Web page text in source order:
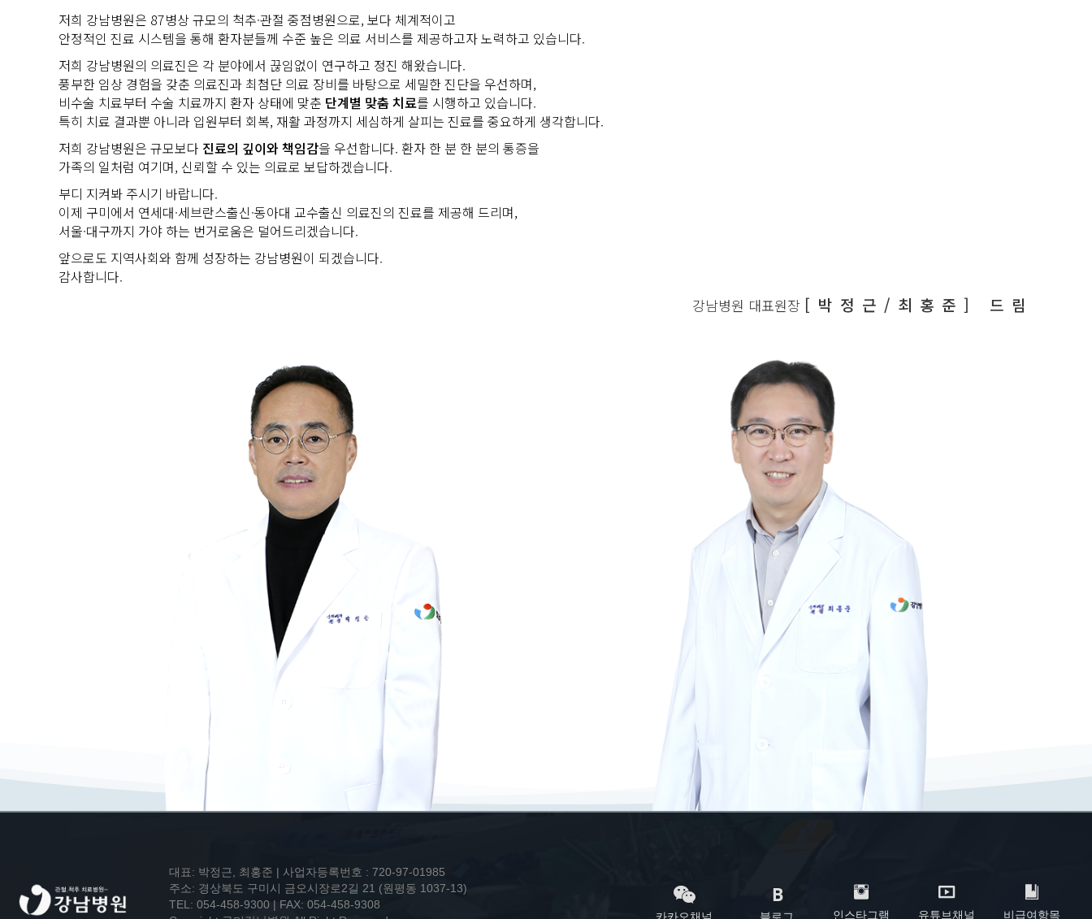
저희 강남병원은 87병상 규모의 척추·관절 중점병원으로, 보다 체계적이고
안정적인 진료 시스템을 통해 환자분들께 수준 높은 의료 서비스를 제공하고자 노력하고 있습니다.
저희 강남병원의 의료진은 각 분야에서 끊임없이 연구하고 정진 해왔습니다.
풍부한 임상 경험을 갖춘 의료진과 최첨단 의료 장비를 바탕으로 세밀한 진단을 우선하며,
비수술 치료부터 수술 치료까지 환자 상태에 맞춘 단계별 맞춤 치료를 시행하고 있습니다.
특히 치료 결과뿐 아니라 입원부터 회복, 재활 과정까지 세심하게 살피는 진료를 중요하게 생각합니다.
저희 강남병원은 규모보다 진료의 깊이와 책임감을 우선합니다. 환자 한 분 한 분의 통증을
가족의 일처럼 여기며, 신뢰할 수 있는 의료로 보답하겠습니다.
부디 지켜봐 주시기 바랍니다.
이제 구미에서 연세대·세브란스출신·동아대 교수출신 의료진의 진료를 제공해 드리며,
서울·대구까지 가야 하는 번거로움은 덜어드리겠습니다.
앞으로도 지역사회와 함께 성장하는 강남병원이 되겠습니다.
감사합니다.
강남병원 대표원장 [박정근/최홍준] 드림
대표: 박정근, 최홍준 | 사업자등록번호 : 720-97-01985
주소: 경상북도 구미시 금오시장로2길 21 (원평동 1037-13)
TEL: 054-458-9300 | FAX: 054-458-9308
인스타그램 유튜브채널 비급여항목